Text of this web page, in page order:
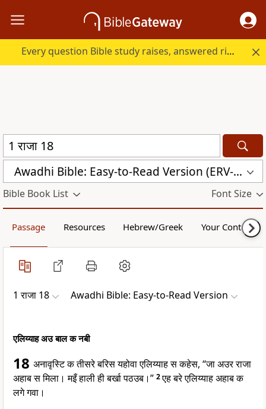
Every question Bible study raises, answered right here.
Awadhi Bible: Easy-to-Read Version (ERV-AWA)
Bible Book List Font Size
Passage Resources Hebrew/Greek Your Content
1 राजा 18 Awadhi Bible: Easy-to-Read Version
एलिय्याह अउ बाल क नबी
18 अनावृस्टि क तीसरे बरिस यहोवा एलिय्याह स कहेस, “जा अउर राजा
अहाब स मिला। मइँ हाली ही बर्खा पठउब।” 2एह बरे एलिय्याह अहाब क
लगे गवा।